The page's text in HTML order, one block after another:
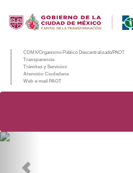
CDMX/Organismo Público Descentralizado/PAOT
Transparencia
Trámites y Servicios
Atención Ciudadana
Web e-mail PAOT